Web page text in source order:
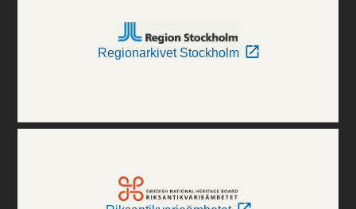
Regionarkivet Stockholm